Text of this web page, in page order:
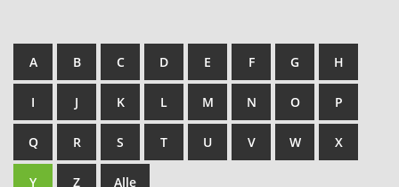
A B C D E F G H
I J K L M N O P
Q R S T U V W X
Y Z Alle